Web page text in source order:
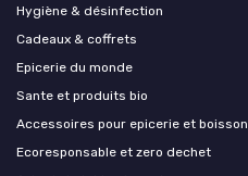
Hygiène & désinfection
Cadeaux & coffrets
Epicerie du monde
Sante et produits bio
Accessoires pour epicerie et boisson
Ecoresponsable et zero dechet